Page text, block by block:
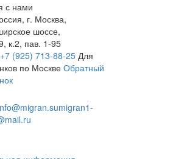
с нами
г. Москва,
шоссе,
к.2, пав. 1-95
+7 (925) 713-88-25 Для
по Москве Обратный
migran1-